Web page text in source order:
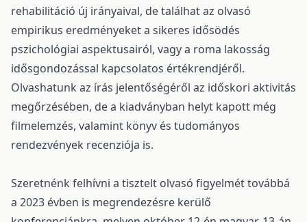
rehabilitáció új irányaival, de találhat az olvasó
empirikus eredményeket a sikeres idősödés
pszichológiai aspektusairól, vagy a roma lakosság
idősgondozással kapcsolatos értékrendjéről.
Olvashatunk az írás jelentőségéről az időskori aktivitás
megőrzésében, de a kiadványban helyt kapott még
filmelemzés, valamint könyv és tudományos
rendezvények recenziója is.
Szeretnénk felhívni a tisztelt olvasó figyelmét továbbá
a 2023 évben is megrendezésre kerülő